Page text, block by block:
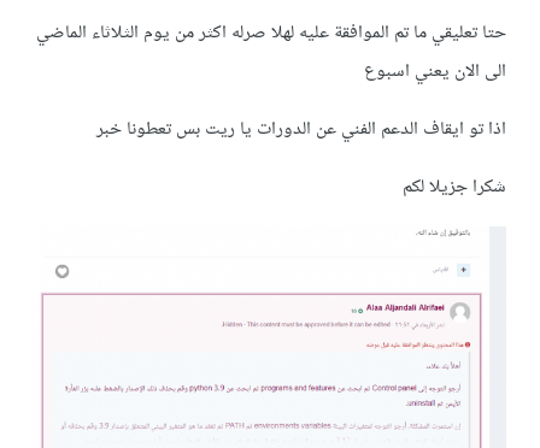
حتا تعليقي ما تم الموافقة عليه لهلا صرله اكثر من يوم الثلاثاء الماضي
الى الان يعني اسبوع
اذا تو ايقاف الدعم الفني عن الدورات يا ريت بس تعطونا خبر
شكرا جزيلا لكم